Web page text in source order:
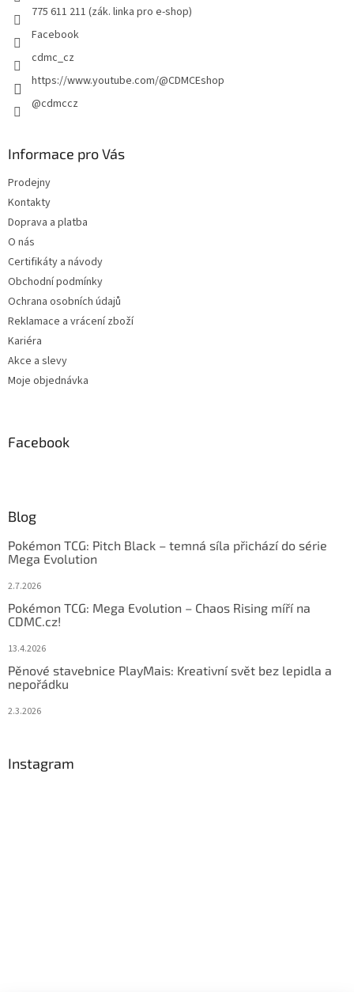
775 611 211 (zák. linka pro e-shop)
Facebook
cdmc_cz
https://www.youtube.com/@CDMCEshop
@cdmccz
Informace pro Vás
Prodejny
Kontakty
Doprava a platba
O nás
Certifikáty a návody
Obchodní podmínky
Ochrana osobních údajů
Reklamace a vrácení zboží
Kariéra
Akce a slevy
Moje objednávka
Facebook
Blog
Pokémon TCG: Pitch Black – temná síla přichází do série
Mega Evolution
2.7.2026
Pokémon TCG: Mega Evolution – Chaos Rising míří na
CDMC.cz!
13.4.2026
Pěnové stavebnice PlayMais: Kreativní svět bez lepidla a
nepořádku
2.3.2026
Instagram